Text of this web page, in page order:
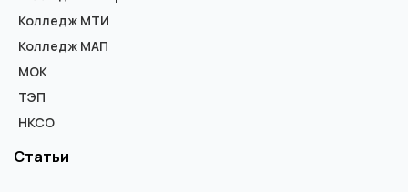
Колледж МТИ
Колледж МАП
МОК
ТЭП
НКСО
Статьи